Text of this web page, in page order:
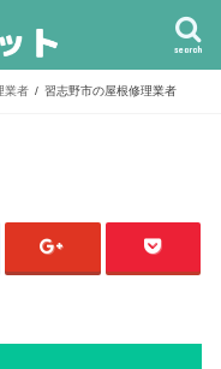
search
業者 習志野市の屋根修理業者